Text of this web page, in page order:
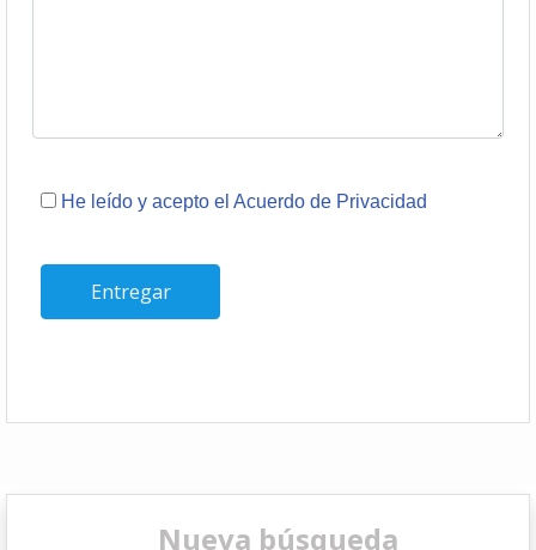
He leído y acepto el Acuerdo de Privacidad
Nueva búsqueda